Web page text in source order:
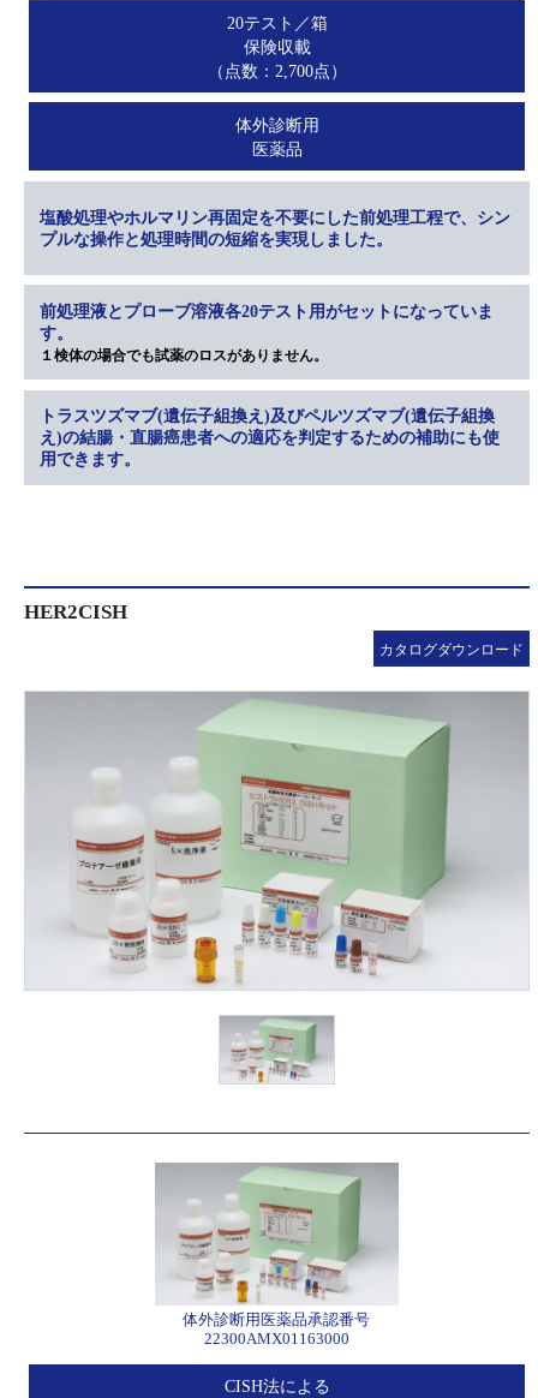
20テスト／箱
保険収載
（点数：2,700点）
体外診断用
医薬品
塩酸処理やホルマリン再固定を不要にした前処理工程で、シン
プルな操作と処理時間の短縮を実現しました。
前処理液とプローブ溶液各20テスト用がセットになっていま
す。
１検体の場合でも試薬のロスがありません。
トラスツズマブ(遺伝子組換え)及びペルツズマブ(遺伝子組換
え)の結腸・直腸癌患者への適応を判定するための補助にも使
用できます。
HER2CISH
カタログダウンロード
体外診断用医薬品承認番号
22300AMX01163000
CISH法による